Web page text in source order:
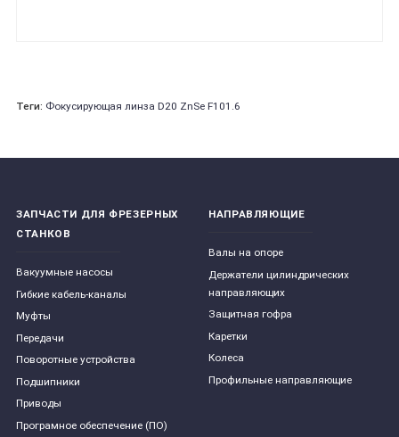
Теги: Фокусирующая линза D20 ZnSe F101.6
ЗАПЧАСТИ ДЛЯ ФРЕЗЕРНЫХ
СТАНКОВ
Вакуумные насосы
Гибкие кабель-каналы
Муфты
Передачи
Поворотные устройства
Подшипники
Приводы
Програмное обеспечение (ПО)
НАПРАВЛЯЮЩИЕ
Валы на опоре
Держатели цилиндрических
направляющих
Защитная гофра
Каретки
Колеса
Профильные направляющие